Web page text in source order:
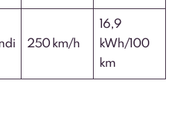
250 km/h
16,9
kWh/100
km